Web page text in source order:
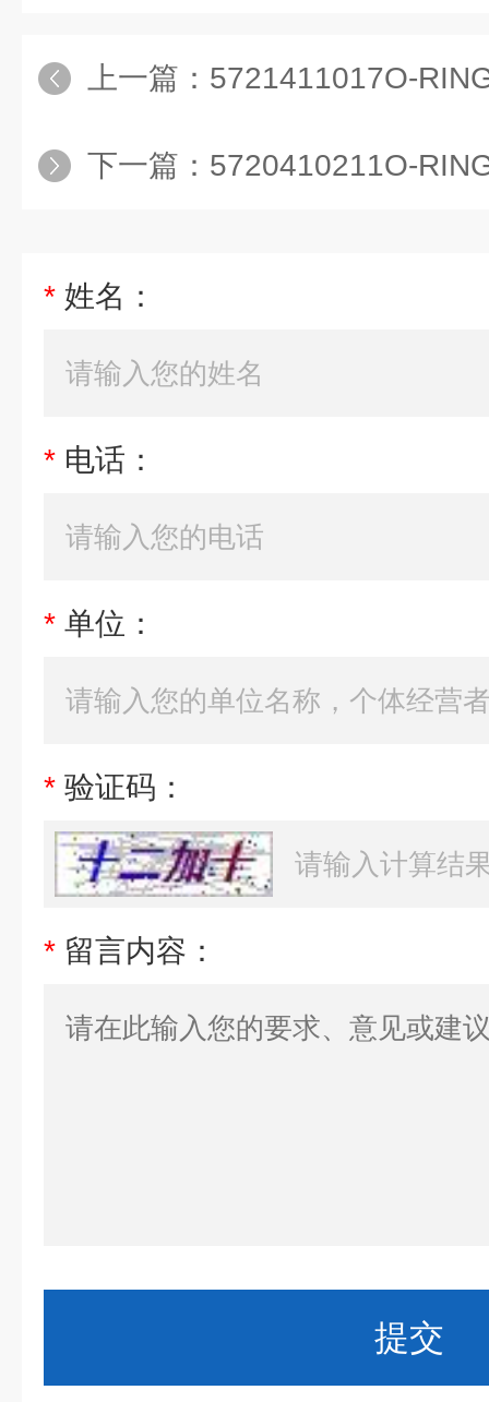
上一篇： 5721411017O-RING
下一篇： 5720410211O-RING
* 姓名：
* 电话：
* 单位：
* 验证码：
* 留言内容：